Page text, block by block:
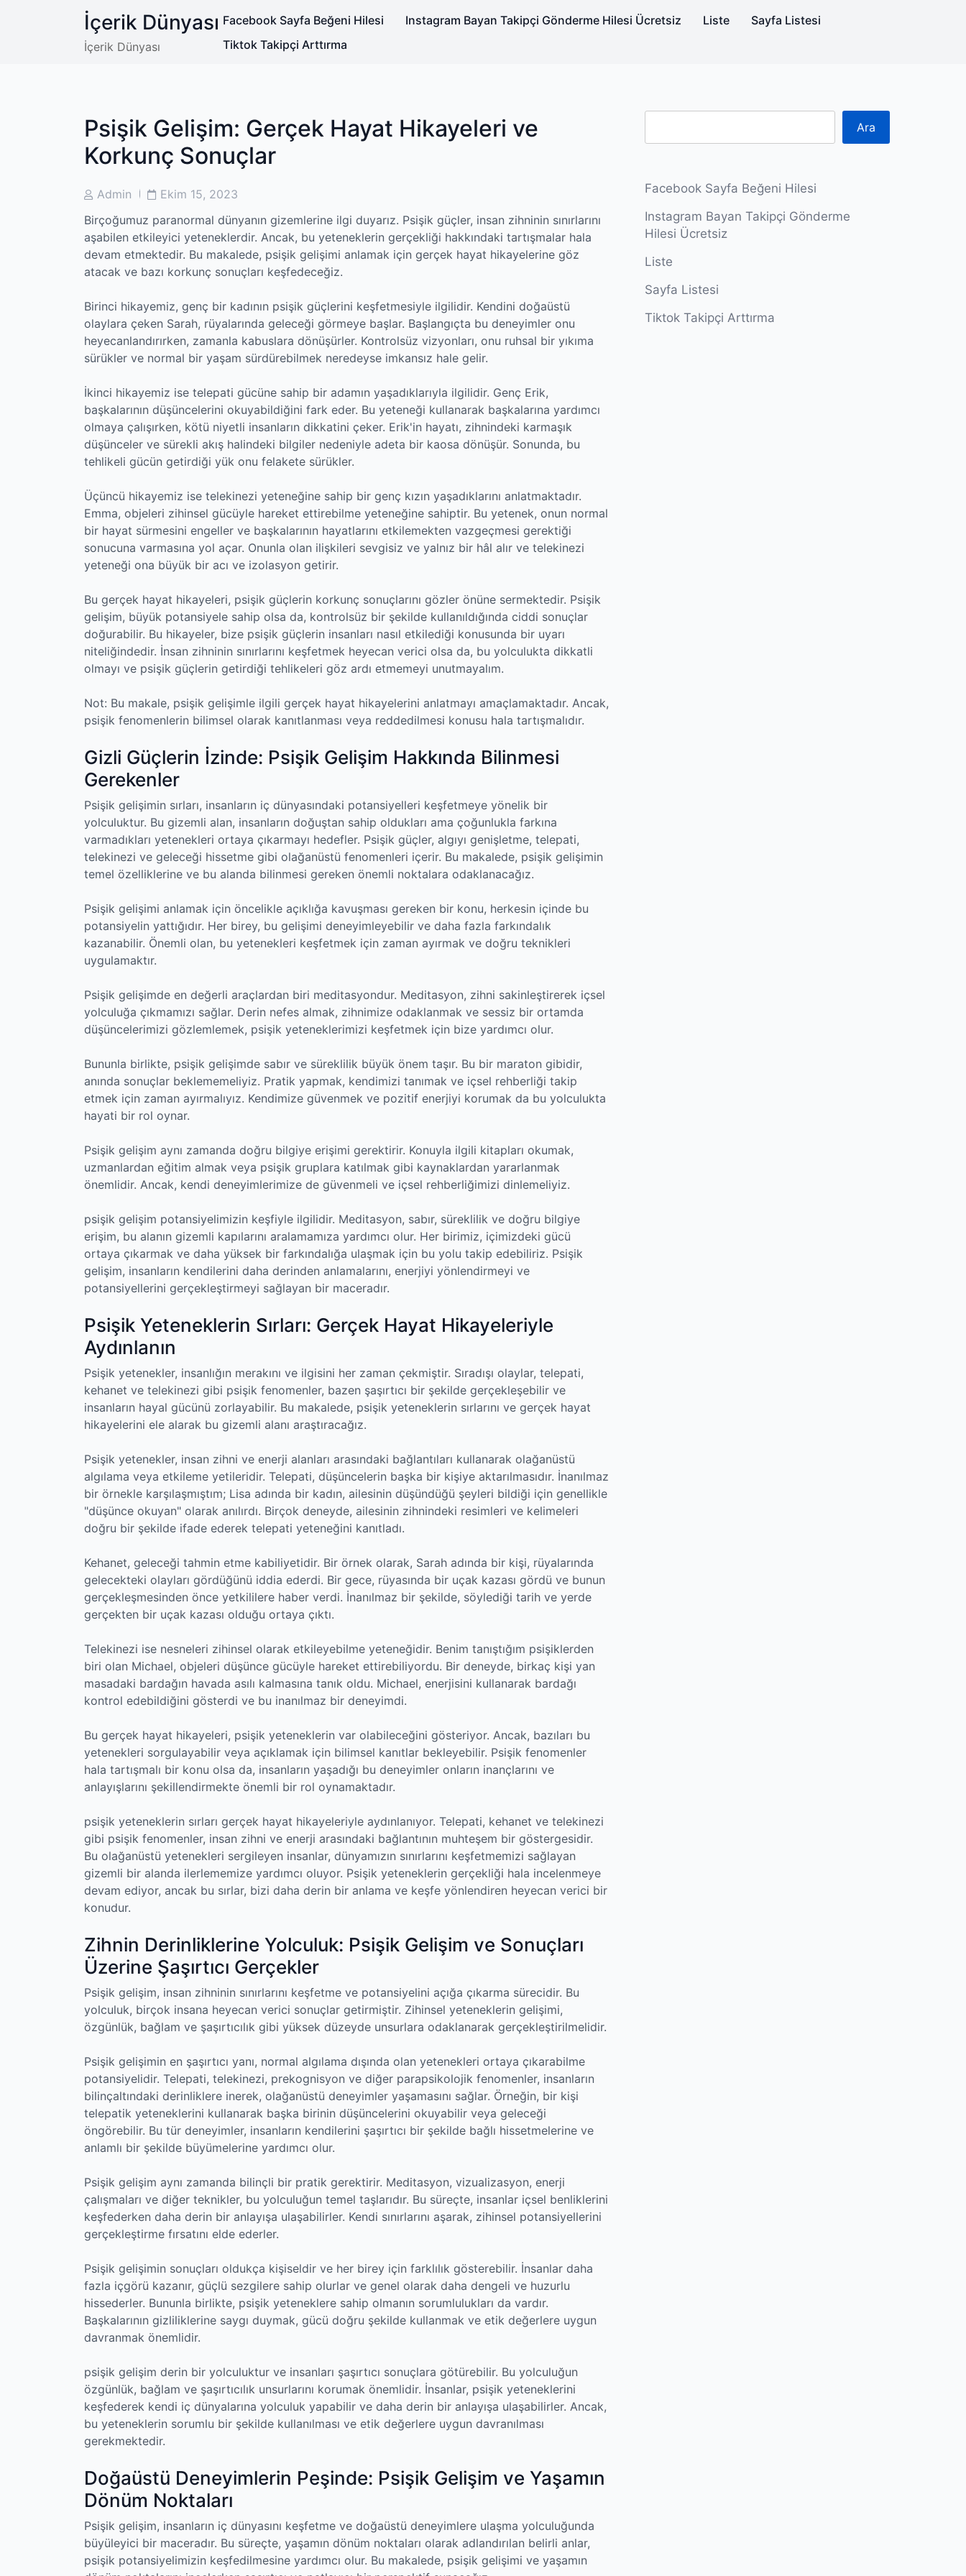
İçerik Dünyası
İçerik Dünyası
Facebook Sayfa Beğeni Hilesi Instagram Bayan Takipçi Gönderme Hilesi Ücretsiz Liste
Sayfa Listesi
Tiktok Takipçi Arttırma
Psişik Gelişim: Gerçek Hayat Hikayeleri ve
Korkunç Sonuçlar
PostAdmin
PostEkim 15, 2023
Birçoğumuz paranormal dünyanın gizemlerine ilgi duyarız. Psişik güçler, insan zihninin sınırlarını
aşabilen etkileyici yeteneklerdir. Ancak, bu yeteneklerin gerçekliği hakkındaki tartışmalar hala
devam etmektedir. Bu makalede, psişik gelişimi anlamak için gerçek hayat hikayelerine göz
atacak ve bazı korkunç sonuçları keşfedeceğiz.
Birinci hikayemiz, genç bir kadının psişik güçlerini keşfetmesiyle ilgilidir. Kendini doğaüstü
olaylara çeken Sarah, rüyalarında geleceği görmeye başlar. Başlangıçta bu deneyimler onu
heyecanlandırırken, zamanla kabuslara dönüşürler. Kontrolsüz vizyonları, onu ruhsal bir yıkıma
sürükler ve normal bir yaşam sürdürebilmek neredeyse imkansız hale gelir.
İkinci hikayemiz ise telepati gücüne sahip bir adamın yaşadıklarıyla ilgilidir. Genç Erik,
başkalarının düşüncelerini okuyabildiğini fark eder. Bu yeteneği kullanarak başkalarına yardımcı
olmaya çalışırken, kötü niyetli insanların dikkatini çeker. Erik'in hayatı, zihnindeki karmaşık
düşünceler ve sürekli akış halindeki bilgiler nedeniyle adeta bir kaosa dönüşür. Sonunda, bu
tehlikeli gücün getirdiği yük onu felakete sürükler.
Üçüncü hikayemiz ise telekinezi yeteneğine sahip bir genç kızın yaşadıklarını anlatmaktadır.
Emma, objeleri zihinsel gücüyle hareket ettirebilme yeteneğine sahiptir. Bu yetenek, onun normal
bir hayat sürmesini engeller ve başkalarının hayatlarını etkilemekten vazgeçmesi gerektiği
sonucuna varmasına yol açar. Onunla olan ilişkileri sevgisiz ve yalnız bir hâl alır ve telekinezi
yeteneği ona büyük bir acı ve izolasyon getirir.
Bu gerçek hayat hikayeleri, psişik güçlerin korkunç sonuçlarını gözler önüne sermektedir. Psişik
gelişim, büyük potansiyele sahip olsa da, kontrolsüz bir şekilde kullanıldığında ciddi sonuçlar
doğurabilir. Bu hikayeler, bize psişik güçlerin insanları nasıl etkilediği konusunda bir uyarı
niteliğindedir. İnsan zihninin sınırlarını keşfetmek heyecan verici olsa da, bu yolculukta dikkatli
olmayı ve psişik güçlerin getirdiği tehlikeleri göz ardı etmemeyi unutmayalım.
Not: Bu makale, psişik gelişimle ilgili gerçek hayat hikayelerini anlatmayı amaçlamaktadır. Ancak,
psişik fenomenlerin bilimsel olarak kanıtlanması veya reddedilmesi konusu hala tartışmalıdır.
Gizli Güçlerin İzinde: Psişik Gelişim Hakkında Bilinmesi
Gerekenler
Psişik gelişimin sırları, insanların iç dünyasındaki potansiyelleri keşfetmeye yönelik bir
yolculuktur. Bu gizemli alan, insanların doğuştan sahip oldukları ama çoğunlukla farkına
varmadıkları yetenekleri ortaya çıkarmayı hedefler. Psişik güçler, algıyı genişletme, telepati,
telekinezi ve geleceği hissetme gibi olağanüstü fenomenleri içerir. Bu makalede, psişik gelişimin
temel özelliklerine ve bu alanda bilinmesi gereken önemli noktalara odaklanacağız.
Psişik gelişimi anlamak için öncelikle açıklığa kavuşması gereken bir konu, herkesin içinde bu
potansiyelin yattığıdır. Her birey, bu gelişimi deneyimleyebilir ve daha fazla farkındalık
kazanabilir. Önemli olan, bu yetenekleri keşfetmek için zaman ayırmak ve doğru teknikleri
uygulamaktır.
Psişik gelişimde en değerli araçlardan biri meditasyondur. Meditasyon, zihni sakinleştirerek içsel
yolculuğa çıkmamızı sağlar. Derin nefes almak, zihnimize odaklanmak ve sessiz bir ortamda
düşüncelerimizi gözlemlemek, psişik yeteneklerimizi keşfetmek için bize yardımcı olur.
Bununla birlikte, psişik gelişimde sabır ve süreklilik büyük önem taşır. Bu bir maraton gibidir,
anında sonuçlar beklememeliyiz. Pratik yapmak, kendimizi tanımak ve içsel rehberliği takip
etmek için zaman ayırmalıyız. Kendimize güvenmek ve pozitif enerjiyi korumak da bu yolculukta
hayati bir rol oynar.
Psişik gelişim aynı zamanda doğru bilgiye erişimi gerektirir. Konuyla ilgili kitapları okumak,
uzmanlardan eğitim almak veya psişik gruplara katılmak gibi kaynaklardan yararlanmak
önemlidir. Ancak, kendi deneyimlerimize de güvenmeli ve içsel rehberliğimizi dinlemeliyiz.
psişik gelişim potansiyelimizin keşfiyle ilgilidir. Meditasyon, sabır, süreklilik ve doğru bilgiye
erişim, bu alanın gizemli kapılarını aralamamıza yardımcı olur. Her birimiz, içimizdeki gücü
ortaya çıkarmak ve daha yüksek bir farkındalığa ulaşmak için bu yolu takip edebiliriz. Psişik
gelişim, insanların kendilerini daha derinden anlamalarını, enerjiyi yönlendirmeyi ve
potansiyellerini gerçekleştirmeyi sağlayan bir maceradır.
Psişik Yeteneklerin Sırları: Gerçek Hayat Hikayeleriyle
Aydınlanın
Psişik yetenekler, insanlığın merakını ve ilgisini her zaman çekmiştir. Sıradışı olaylar, telepati,
kehanet ve telekinezi gibi psişik fenomenler, bazen şaşırtıcı bir şekilde gerçekleşebilir ve
insanların hayal gücünü zorlayabilir. Bu makalede, psişik yeteneklerin sırlarını ve gerçek hayat
hikayelerini ele alarak bu gizemli alanı araştıracağız.
Psişik yetenekler, insan zihni ve enerji alanları arasındaki bağlantıları kullanarak olağanüstü
algılama veya etkileme yetileridir. Telepati, düşüncelerin başka bir kişiye aktarılmasıdır. İnanılmaz
bir örnekle karşılaşmıştım; Lisa adında bir kadın, ailesinin düşündüğü şeyleri bildiği için genellikle
"düşünce okuyan" olarak anılırdı. Birçok deneyde, ailesinin zihnindeki resimleri ve kelimeleri
doğru bir şekilde ifade ederek telepati yeteneğini kanıtladı.
Kehanet, geleceği tahmin etme kabiliyetidir. Bir örnek olarak, Sarah adında bir kişi, rüyalarında
gelecekteki olayları gördüğünü iddia ederdi. Bir gece, rüyasında bir uçak kazası gördü ve bunun
gerçekleşmesinden önce yetkililere haber verdi. İnanılmaz bir şekilde, söylediği tarih ve yerde
gerçekten bir uçak kazası olduğu ortaya çıktı.
Telekinezi ise nesneleri zihinsel olarak etkileyebilme yeteneğidir. Benim tanıştığım psişiklerden
biri olan Michael, objeleri düşünce gücüyle hareket ettirebiliyordu. Bir deneyde, birkaç kişi yan
masadaki bardağın havada asılı kalmasına tanık oldu. Michael, enerjisini kullanarak bardağı
kontrol edebildiğini gösterdi ve bu inanılmaz bir deneyimdi.
Bu gerçek hayat hikayeleri, psişik yeteneklerin var olabileceğini gösteriyor. Ancak, bazıları bu
yetenekleri sorgulayabilir veya açıklamak için bilimsel kanıtlar bekleyebilir. Psişik fenomenler
hala tartışmalı bir konu olsa da, insanların yaşadığı bu deneyimler onların inançlarını ve
anlayışlarını şekillendirmekte önemli bir rol oynamaktadır.
psişik yeteneklerin sırları gerçek hayat hikayeleriyle aydınlanıyor. Telepati, kehanet ve telekinezi
gibi psişik fenomenler, insan zihni ve enerji arasındaki bağlantının muhteşem bir göstergesidir.
Bu olağanüstü yetenekleri sergileyen insanlar, dünyamızın sınırlarını keşfetmemizi sağlayan
gizemli bir alanda ilerlememize yardımcı oluyor. Psişik yeteneklerin gerçekliği hala incelenmeye
devam ediyor, ancak bu sırlar, bizi daha derin bir anlama ve keşfe yönlendiren heyecan verici bir
konudur.
Zihnin Derinliklerine Yolculuk: Psişik Gelişim ve Sonuçları
Üzerine Şaşırtıcı Gerçekler
Psişik gelişim, insan zihninin sınırlarını keşfetme ve potansiyelini açığa çıkarma sürecidir. Bu
yolculuk, birçok insana heyecan verici sonuçlar getirmiştir. Zihinsel yeteneklerin gelişimi,
özgünlük, bağlam ve şaşırtıcılık gibi yüksek düzeyde unsurlara odaklanarak gerçekleştirilmelidir.
Psişik gelişimin en şaşırtıcı yanı, normal algılama dışında olan yetenekleri ortaya çıkarabilme
potansiyelidir. Telepati, telekinezi, prekognisyon ve diğer parapsikolojik fenomenler, insanların
bilinçaltındaki derinliklere inerek, olağanüstü deneyimler yaşamasını sağlar. Örneğin, bir kişi
telepatik yeteneklerini kullanarak başka birinin düşüncelerini okuyabilir veya geleceği
öngörebilir. Bu tür deneyimler, insanların kendilerini şaşırtıcı bir şekilde bağlı hissetmelerine ve
anlamlı bir şekilde büyümelerine yardımcı olur.
Psişik gelişim aynı zamanda bilinçli bir pratik gerektirir. Meditasyon, vizualizasyon, enerji
çalışmaları ve diğer teknikler, bu yolculuğun temel taşlarıdır. Bu süreçte, insanlar içsel benliklerini
keşfederken daha derin bir anlayışa ulaşabilirler. Kendi sınırlarını aşarak, zihinsel potansiyellerini
gerçekleştirme fırsatını elde ederler.
Psişik gelişimin sonuçları oldukça kişiseldir ve her birey için farklılık gösterebilir. İnsanlar daha
fazla içgörü kazanır, güçlü sezgilere sahip olurlar ve genel olarak daha dengeli ve huzurlu
hissederler. Bununla birlikte, psişik yeteneklere sahip olmanın sorumlulukları da vardır.
Başkalarının gizliliklerine saygı duymak, gücü doğru şekilde kullanmak ve etik değerlere uygun
davranmak önemlidir.
psişik gelişim derin bir yolculuktur ve insanları şaşırtıcı sonuçlara götürebilir. Bu yolculuğun
özgünlük, bağlam ve şaşırtıcılık unsurlarını korumak önemlidir. İnsanlar, psişik yeteneklerini
keşfederek kendi iç dünyalarına yolculuk yapabilir ve daha derin bir anlayışa ulaşabilirler. Ancak,
bu yeteneklerin sorumlu bir şekilde kullanılması ve etik değerlere uygun davranılması
gerekmektedir.
Doğaüstü Deneyimlerin Peşinde: Psişik Gelişim ve Yaşamın
Dönüm Noktaları
Psişik gelişim, insanların iç dünyasını keşfetme ve doğaüstü deneyimlere ulaşma yolculuğunda
büyüleyici bir maceradır. Bu süreçte, yaşamın dönüm noktaları olarak adlandırılan belirli anlar,
psişik potansiyelimizin keşfedilmesine yardımcı olur. Bu makalede, psişik gelişimi ve yaşamın
Ara
Facebook Sayfa Beğeni Hilesi
Instagram Bayan Takipçi Gönderme
Hilesi Ücretsiz
Liste
Sayfa Listesi
Tiktok Takipçi Arttırma